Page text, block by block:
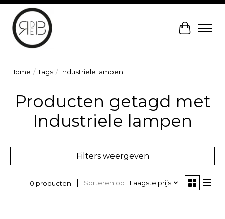
Home / Tags / Industriele lampen
Producten getagd met
Industriele lampen
Filters weergeven
0 producten Sorteren op Laagste prijs